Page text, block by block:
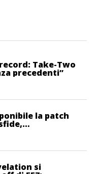
Take-Two
precedenti”
la patch
si